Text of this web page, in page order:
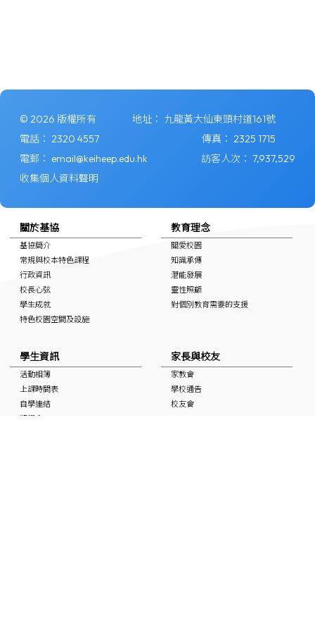
© 2026 版權所有 地址： 九龍黃大仙東頭村道161號
電話： 2320 4557 傳真： 2325 1715
電郵： email@keiheep.edu.hk 訪客人次： 7,937,529
收集個人資料聲明
關於基協
基協簡介
常規與校本特色課程
行政資訊
校長心弦
學生成就
特色校園空間及設施
教育理念
關愛校園
知識承傳
潛能發展
靈性照顧
對個別教育需要的支援
學生資訊
活動相簿
上課時間表
自學連結
獎學金
家長與校友
家教會
學校通告
校友會